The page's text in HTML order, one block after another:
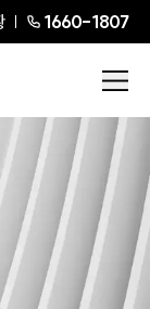
1660-1807